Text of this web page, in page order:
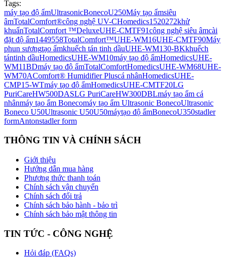
Tags:
máy tạo độ ẩmUltrasonicBonecoU250Máy tạo ẩmsiêu
âmTotalComfort®công nghệ UV-CHomedics1520272khử
khuẩnTotalComfort ™DeluxeUHE-CMTF91công nghệ siêu âmcài
đặt độ ẩm1449558TotalComfort™UHE-WM16UHE-CMTF90Máy
phun sươngtạo ẩmkhuếch tán tinh dầuUHE-WM130-BKkhuếch
tántinh dầuHomedicsUHE-WM10máy tạo độ ẩmHomedicsUHE-
WM11BDmáy tạo độ ẩmTotalComfortHomedicsUHE-WM68UHE-
WM70AComfort® Humidifier Pluscá nhânHomedicsUHE-
CMP15-WTmáy tạo độ ẩmHomedicsUHE-CMTF20LG
PuriCareHW500DASLG PuriCareHW300DBLmáy tạo ẩm cá
nhânmáy tạo ẩm Bonecomáy tạo ẩm Ultrasonic BonecoUltrasonic
Boneco U50Ultrasonic U50U50máytạo độ ẩmBonecoU350stadler
formAntonstadler form
THÔNG TIN VÀ CHÍNH SÁCH
Giới thiệu
Hướng dẫn mua hàng
Phương thức thanh toán
Chính sách vận chuyển
Chính sách đổi trả
Chính sách bảo hành - bảo trì
Chính sách bảo mật thông tin
TIN TỨC - CÔNG NGHỆ
Hỏi đáp (FAQs)